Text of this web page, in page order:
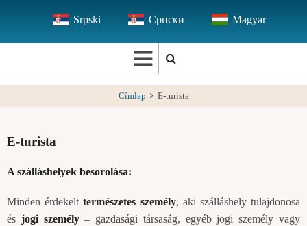
tartalomra
Srpski Српски Magyar
Címlap E-turista
E-turista
A szálláshelyek besorolása:
Minden érdekelttermészetes személy, aki szálláshely tulajdonosa
és jogi személy– gazdasági társaság, egyéb jogi személy vagy